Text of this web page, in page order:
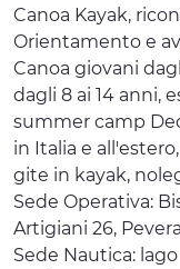
Canoa Kayak,
Orientamento e
Canoa giovani
dagli 8 ai 14 anni,
summer camp
in Italia e
gite in kayak,
Sede Operativa:
Artigiani 26,
Sede Nautica: